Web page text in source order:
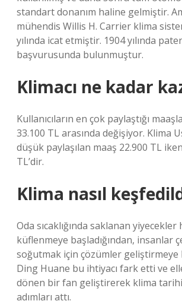
standart donanım haline gelmiştir.
mühendis Willis H. Carrier klima
yılında icat etmiştir. 1904 yılında
başvurusunda bulunmuştur.
Klimacı ne kadar
Kullanıcıların en çok paylaştığı
33.100 TL arasında değişiyor. Klima
düşük paylaşılan maaş 22.900 TL
TL’dir.
Klima nasıl
Oda sıcaklığında saklanan yiyecekler
küflenmeye başladığından, insanlar
soğutmak için çözümler geliştirmeye
Ding Huane bu ihtiyacı fark etti ve elle
dönen bir fan geliştirerek klima
adımları attı.